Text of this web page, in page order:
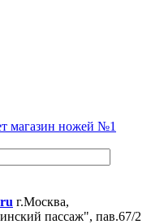
магазин ножей №1
г.Москва,
пассаж", пав.67/2